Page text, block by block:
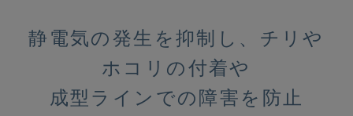
静電気の発生を抑制し、チリや
ホコリの付着や
成型ラインでの障害を防止